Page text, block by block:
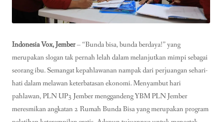
Indonesia Vox, Jember– “Bunda bisa, bunda berdaya!” yang
merupakan slogan tak pernah lelah dalam melanjutkan mimpi sebagai
seorang ibu. Semangat kepahlawanan nampak dari perjuangan sehari-
hati dalam melawan keterbatasan ekonomi. Menyambut hari
pahlawan, PLN UP3 Jember menggandeng YBM PLN Jember
meresmikan angkatan 2 Rumah Bunda Bisa yang merupakan program